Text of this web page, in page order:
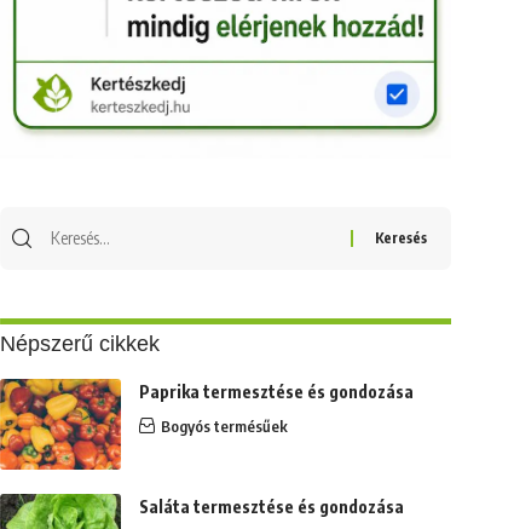
Népszerű cikkek
Paprika termesztése és gondozása
Bogyós termésűek
Saláta termesztése és gondozása